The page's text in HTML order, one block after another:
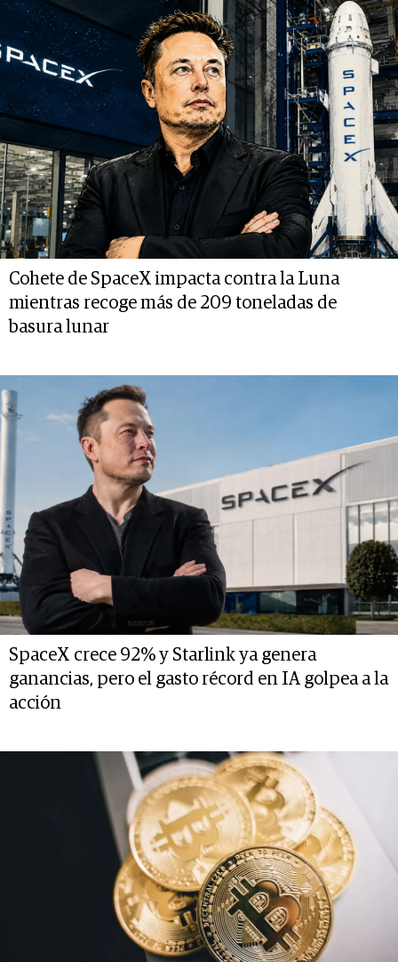
Cohete de SpaceX impacta contra la Luna
mientras recoge más de 209 toneladas de
basura lunar
SpaceX crece 92% y Starlink ya genera
ganancias, pero el gasto récord en IA golpea a la
acción